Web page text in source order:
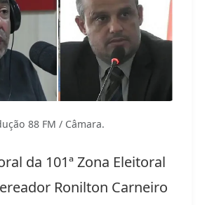
88 FM / Câmara.
da 101ª Zona Eleitoral
Ronilton Carneiro